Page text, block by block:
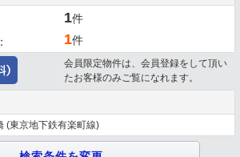
1件
1件
会員限定物件は、会員登録をして頂い
たお客様のみご覧になれます。
(東京地下鉄有楽町線)